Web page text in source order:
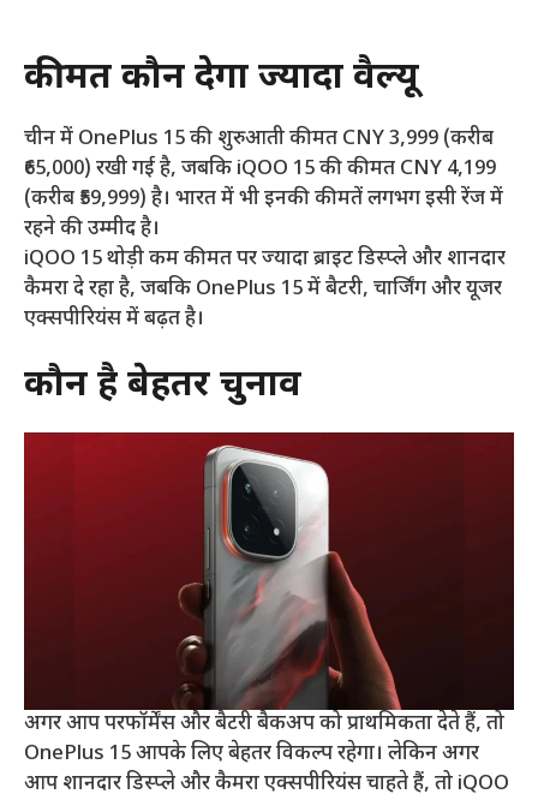
कीमत कौन देगा ज्यादा वैल्यू
चीन में OnePlus 15 की शुरुआती कीमत CNY 3,999 (करीब
₹65,000) रखी गई है, जबकि iQOO 15 की कीमत CNY 4,199
(करीब ₹59,999) है। भारत में भी इनकी कीमतें लगभग इसी रेंज में
रहने की उम्मीद है।
iQOO 15 थोड़ी कम कीमत पर ज्यादा ब्राइट डिस्प्ले और शानदार
कैमरा दे रहा है, जबकि OnePlus 15 में बैटरी, चार्जिंग और यूजर
एक्सपीरियंस में बढ़त है।
कौन है बेहतर चुनाव
अगर आप परफॉर्मेंस और बैटरी बैकअप को प्राथमिकता देते हैं, तो
OnePlus 15 आपके लिए बेहतर विकल्प रहेगा। लेकिन अगर
आप शानदार डिस्प्ले और कैमरा एक्सपीरियंस चाहते हैं, तो iQOO